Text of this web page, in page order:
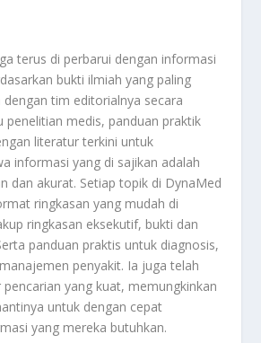
terus di perbarui dengan informasi
bukti ilmiah yang paling
dengan tim editorialnya secara
medis, panduan praktik
literatur terkini untuk
informasi yang di sajikan adalah
dan akurat. Setiap topik di DynaMed
ringkasan yang mudah di
ringkasan eksekutif, bukti dan
panduan praktis untuk diagnosis,
penyakit. Ia juga telah
yang kuat, memungkinkan
untuk dengan cepat
yang mereka butuhkan.